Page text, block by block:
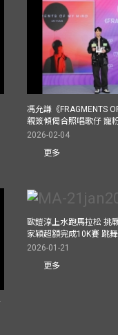
馮允謙《FRAGMENTS
親簽傾偈合照唱歌仔 寵
2026-02-04
更多
歐鎧淳上水跑馬拉松 挑
家穎超額完成10K賽 跳
2026-01-21
更多